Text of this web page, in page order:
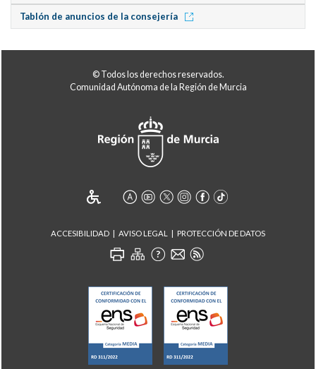
Tablón de anuncios de la consejería
© Todos los derechos reservados.
Comunidad Autónoma de la Región de Murcia
ACCESIBILIDAD AVISO LEGAL PROTECCIÓN DE DATOS